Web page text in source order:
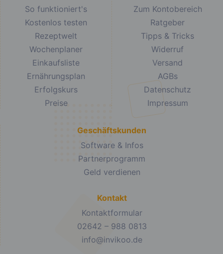
So funktioniert's
Kostenlos testen
Rezeptwelt
Wochenplaner
Einkaufsliste
Ernährungsplan
Erfolgskurs
Preise
Zum Kontobereich
Ratgeber
Tipps & Tricks
Widerruf
Versand
AGBs
Datenschutz
Impressum
Geschäftskunden
Software & Infos
Partnerprogramm
Geld verdienen
Kontakt
Kontaktformular
02642 – 988 0813
info@invikoo.de